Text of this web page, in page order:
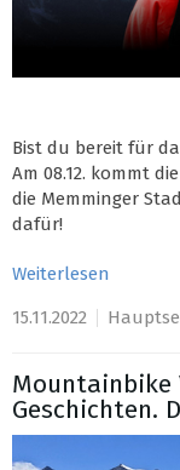
Bist du bereit für
Am 08.12. kommt
die Memminger
dafür!
Weiterlesen
15.11.2022
Mountainbike
Geschichten.